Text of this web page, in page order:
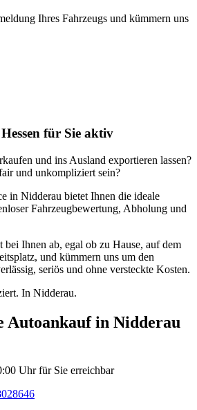
Ihres Fahrzeugs und kümmern uns
für Sie aktiv
und ins Ausland exportieren lassen?
und unkompliziert sein?
in Nidderau bietet Ihnen die ideale
Fahrzeugbewertung, Abholung und
Ihnen ab, egal ob zu Hause, auf dem
und kümmern uns um den
seriös und ohne versteckte Kosten.
In Nidderau.
Autoankauf in Nidderau
Uhr für Sie erreichbar